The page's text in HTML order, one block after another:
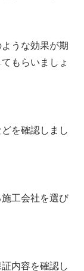
うな効果が期
もらいましょ
を確認しまし
工会社を選び
内容を確認し